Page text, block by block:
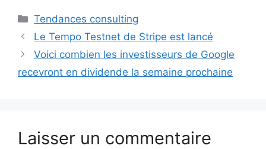
Catégories
Tendances consulting
Le Tempo Testnet de Stripe est lancé
Voici combien les investisseurs de Google
recevront en dividende la semaine prochaine
Laisser un commentaire